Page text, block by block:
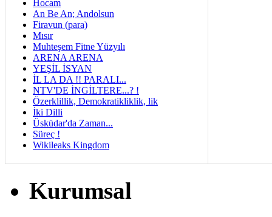
Hocam
An Be An; Andolsun
Firavun (para)
Mısır
Muhteşem Fitne Yüzyılı
ARENA ARENA
YEŞİL İSYAN
İL LA DA !! PARALI...
NTV'DE İNGİLTERE...? !
Özerklillik, Demokratikliklik, lik
İki Dilli
Üsküdar'da Zaman...
Süreç !
Wikileaks Kingdom
Kurumsal